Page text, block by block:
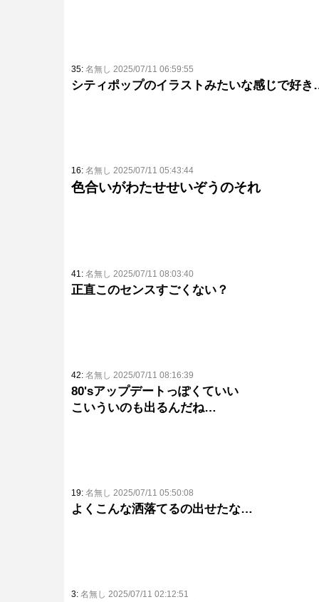
35: 名無し 2025/07/11 06:59:55
シティポップのイラストみたいな感じで好
16: 名無し 2025/07/11 05:43:44
色合いがわたせせいぞうのそれ
41: 名無し 2025/07/11 08:03:40
正直このセンスすごくない？
42: 名無し 2025/07/11 08:16:39
80'sアップデートっぽくていい
こいういのも出るんだね…
19: 名無し 2025/07/11 05:50:08
よくこんな洒落てるの出せたな…
3: 名無し 2025/07/11 02:12:51